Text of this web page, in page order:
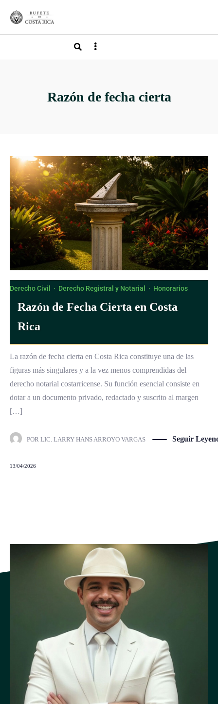
Razón de fecha cierta
Derecho Civil · Derecho Registral y Notarial · Honorarios
Razón de Fecha Cierta en Costa
Rica
La razón de fecha cierta en Costa Rica constituye una de las
figuras más singulares y a la vez menos comprendidas del
derecho notarial costarricense. Su función esencial consiste en
dotar a un documento privado, redactado y suscrito al margen
[…]
POR LIC. LARRY HANS ARROYO VARGAS Seguir
13/04/2026